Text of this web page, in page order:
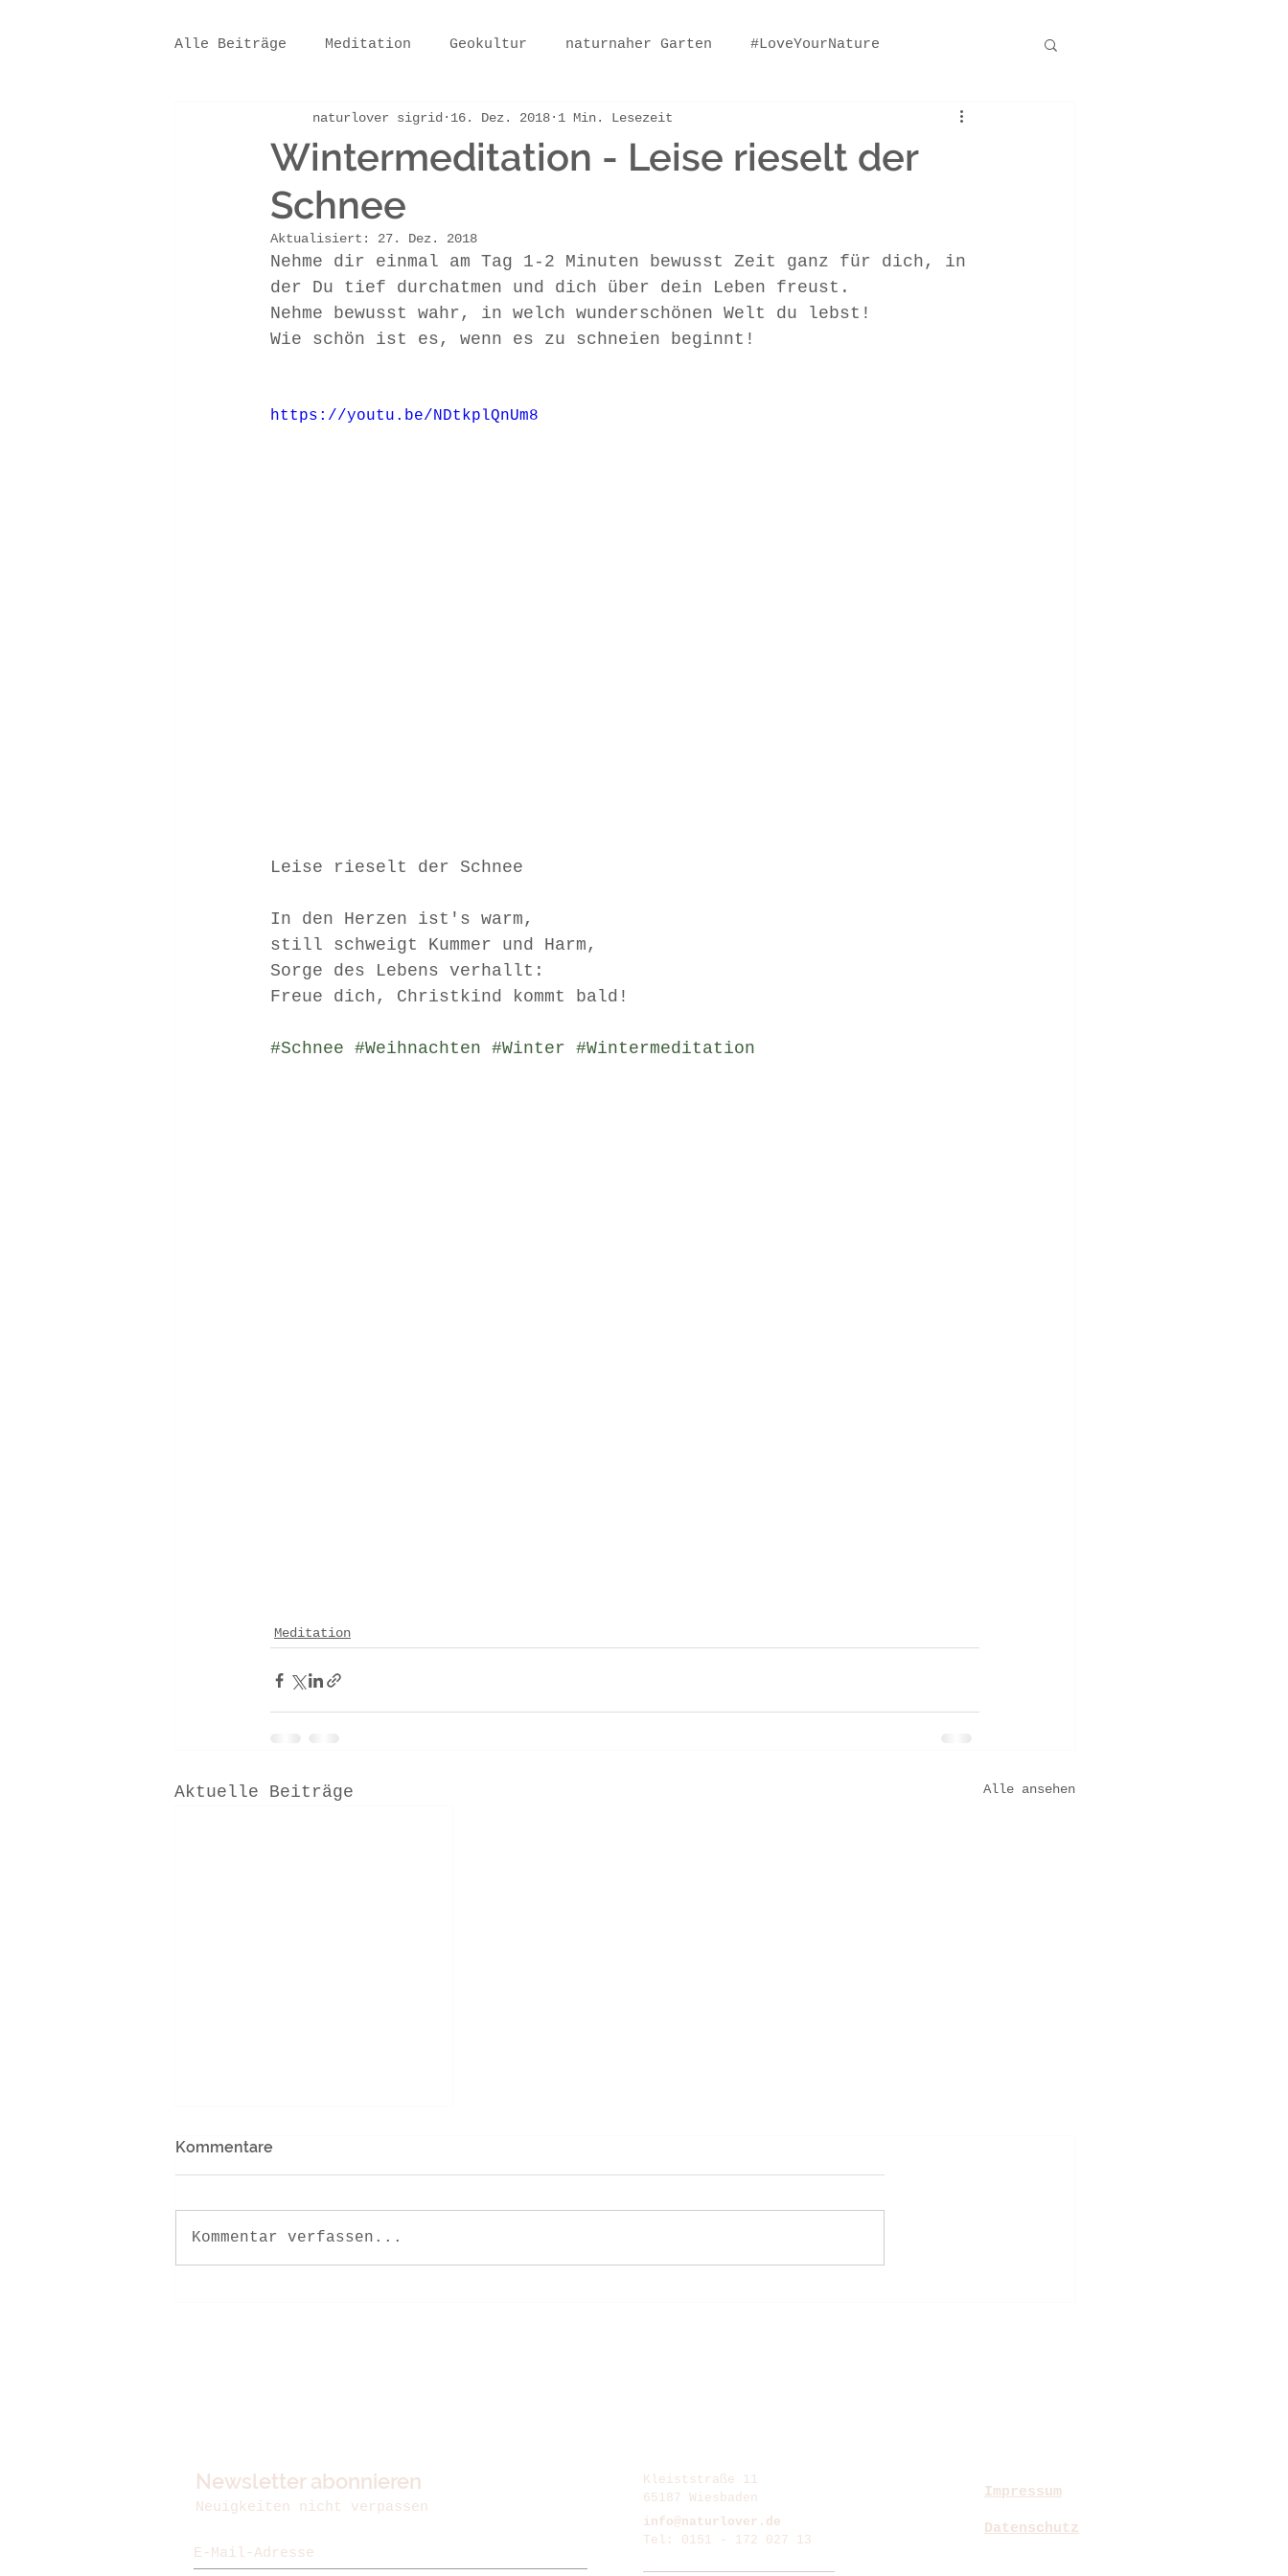
Alle Beiträge Meditation Geokultur naturnaher Garten #LoveYourNature
#BackToNature
Wintermeditation - Leise rieselt der
Schnee
naturlover sigrid 16. Dez. 2018 1 Min. Lesezeit
Aktualisiert: 27. Dez. 2018
Nehme dir einmal am Tag 1-2 Minuten bewusst Zeit ganz für dich, in
der Du tief durchatmen und dich über dein Leben freust.
Nehme bewusst wahr, in welch wunderschönen Welt du lebst!
Wie schön ist es, wenn es zu schneien beginnt!
https://youtu.be/NDtkplQnUm8
Leise rieselt der Schnee
In den Herzen ist's warm,
still schweigt Kummer und Harm,
Sorge des Lebens verhallt:
Freue dich, Christkind kommt bald!
#Schnee #Weihnachten #Winter #Wintermeditation
Meditation
Aktuelle Beiträge Alle ansehen
Kommentare
Kommentar verfassen...
Newsletter abonnieren
Neuigkeiten nicht verpassen
Kleiststraße 11
65187 Wiesbaden
info@naturlover.de
Tel: 0151 - 172 027 13
Impressum
Datenschutz